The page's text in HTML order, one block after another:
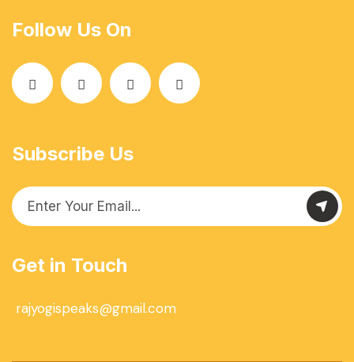
Follow Us On
Subscribe Us
Get in Touch
rajyogispeaks@gmail.com